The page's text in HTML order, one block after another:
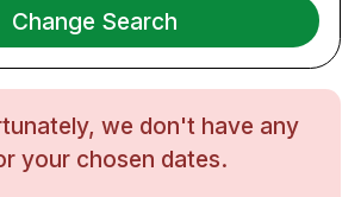
dusch
Change Search
we don't have any
your chosen dates.